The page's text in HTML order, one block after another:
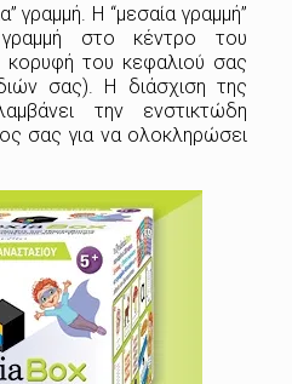
γραμμή. Η “μεσαία γραμμή”
στο κέντρο του
του κεφαλιού σας
σας). Η διάσχιση της
την ενστικτώδη
σας για να ολοκληρώσει